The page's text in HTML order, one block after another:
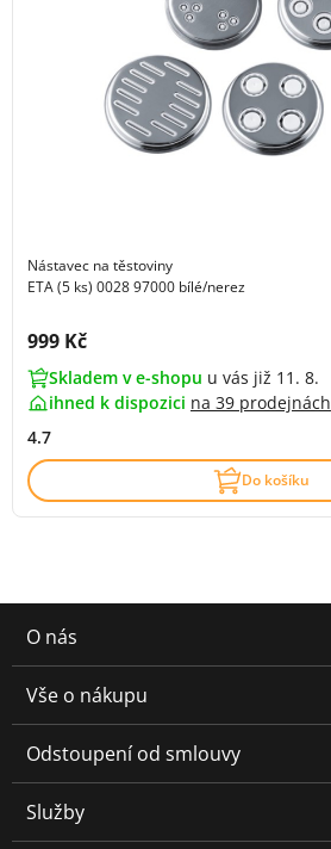
Nástavec na těstoviny
ETA (5 ks) 0028 97000 bílé/nerez
Cena s DPH:
999 Kč
Skladem v e-shopu u vás již 11. 8.
ihned k dispozici na 39 prodejnách
4.7
Do košíku
O nás
Vše o nákupu
Odstoupení od smlouvy
Služby